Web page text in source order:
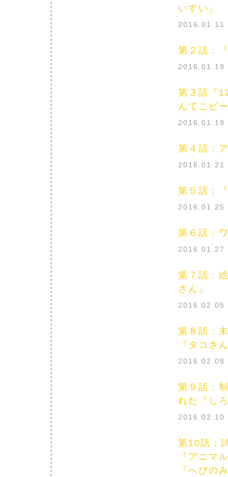
いすい』
2016.01.11
第２話：
2016.01.19
第３話『
んてこピ
2016.01.19
第４話：
2016.01.21
第５話：
2016.01.25
第６話：
2016.01.27
第７話：
さん』
2016.02.05
第８話：
『タコさ
2016.02.08
第９話：
れた『し
2016.02.10
第10話：
『アニマ
『へびの